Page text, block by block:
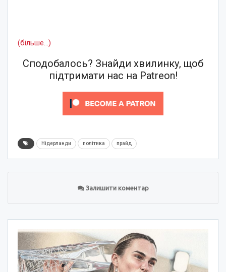
(більше…)
Сподобалось? Знайди хвилинку, щоб
підтримати нас на Patreon!
Нідерланди політика прайд
Залишити коментар